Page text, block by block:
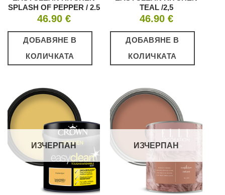
SPLASH OF PEPPER / 2.5
46.90 €
ДОБАВЯНЕ В
КОЛИЧКАТА
TEAL /2,5
46.90 €
ДОБАВЯНЕ В
КОЛИЧКАТА
ИЗЧЕРПАН ИЗЧЕРПАН